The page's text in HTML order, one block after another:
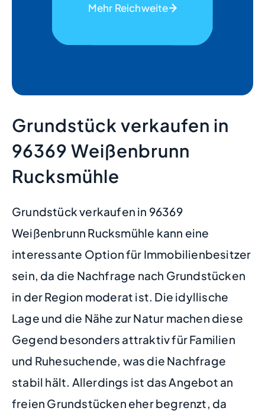
Mehr Reichweite
Grundstück verkaufen in
96369 Weißenbrunn
Rucksmühle
Grundstück verkaufen in 96369
Weißenbrunn Rucksmühle kann eine
interessante Option für Immobilienbesitzer
sein, da die Nachfrage nach Grundstücken
in der Region moderat ist. Die idyllische
Lage und die Nähe zur Natur machen diese
Gegend besonders attraktiv für Familien
und Ruhesuchende, was die Nachfrage
stabil hält. Allerdings ist das Angebot an
freien Grundstücken eher begrenzt, da